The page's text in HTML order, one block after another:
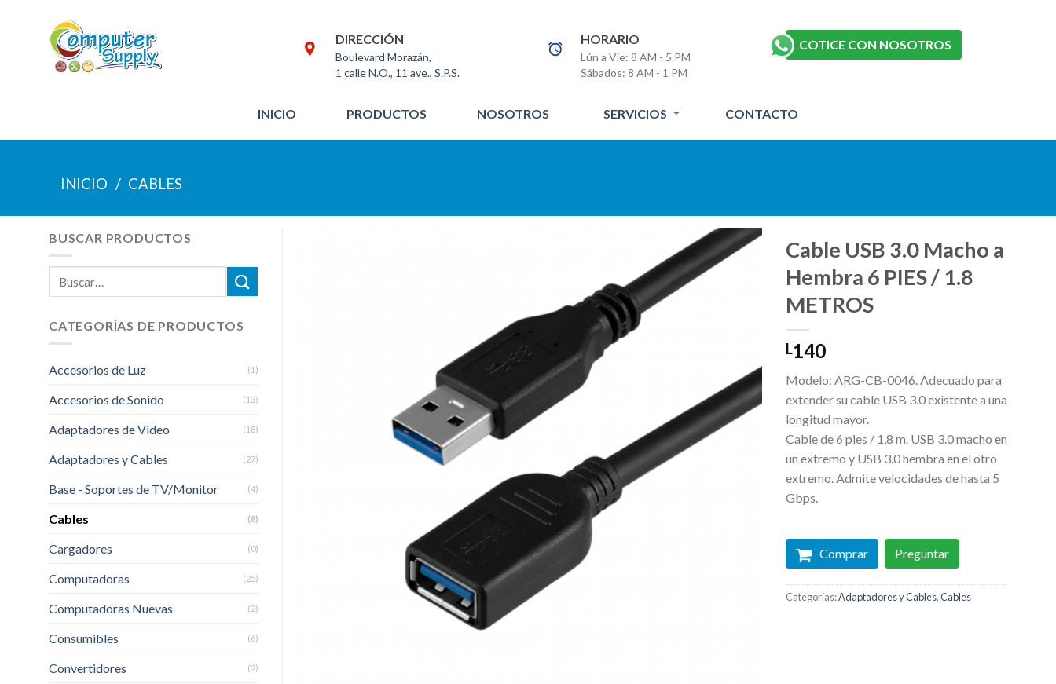
DIRECCIÓN
Boulevard Morazán,
1 calle N.O., 11 ave., S.P.S.
HORARIO
Lún a Vie: 8 AM - 5 PM
Sábados: 8 AM - 1 PM
COTICE CON NOSOTROS
INICIO PRODUCTOS NOSOTROS SERVICIOS CONTACTO
INICIO / CABLES
Cable USB 3.0 Macho a
Hembra 6 PIES / 1.8
METROS
L140
Modelo: ARG-CB-0046. Adecuado para
extender su cable USB 3.0 existente a una
longitud mayor.
Cable de 6 pies / 1,8 m. USB 3.0 macho en
un extremo y USB 3.0 hembra en el otro
extremo. Admite velocidades de hasta 5
Gbps.
Comprar Preguntar
Categorías:Adaptadores y Cables,Cables
BUSCAR PRODUCTOS
Buscar
por:
CATEGORÍAS DE PRODUCTOS
Accesorios de Luz (1)
Accesorios de Sonido (13)
Adaptadores de Video (18)
Adaptadores y Cables (27)
Base - Soportes de TV/Monitor (4)
Cables (8)
Cargadores (0)
Computadoras (25)
Computadoras Nuevas (2)
Consumibles (6)
Convertidores (2)